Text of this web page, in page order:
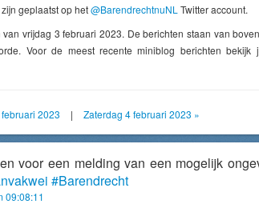
geplaatst op het@BarendrechtnuNL Twitter account.
vrijdag 3 februari 2023. De berichten staan van
Voor de meest recente miniblog berichten bekijk
2023 | Zaterdag 4 februari 2023 »
voor een melding van een mogelijk
#Barendrecht
09:08:11